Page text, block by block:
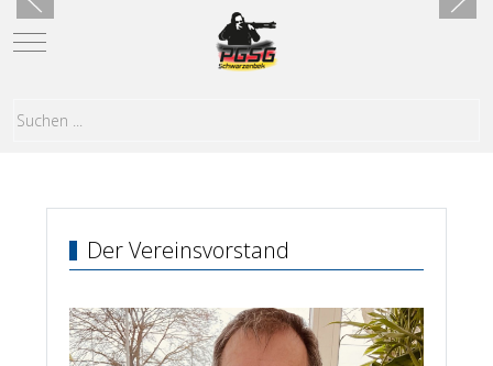
Mobile Menu Toggle
Der Vereinsvorstand